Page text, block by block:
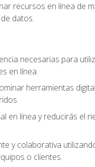
recursos en línea de
datos.
necesarias para
en línea.
herramientas
en línea y reducirás el
y colaborativa
o clientes.